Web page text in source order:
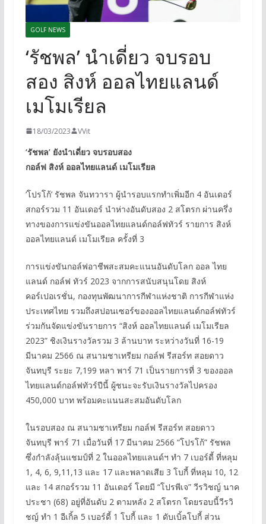
GOLF NEWS
‘รัชพล’ นำเดี่ยว จบรอบ
สอง สิงห์ ออลไทยแลนด์
เมโมเรียล
18/03/2023 VVit
‘รัชพล’ ยังนำเดี่ยว จบรอบสอง
กอล์ฟ สิงห์ ออลไทยแลนด์ เมโมเรียล
‘โปรโก้’ รัชพล จันทวารา ผู้นำรอบแรกทำเพิ่มอีก 4 อันเดอร์
สกอร์รวม 11 อันเดอร์ นำห่างอันดับสอง 2 สโตรก ผ่านครึ่ง
ทางของการแข่งขันออลไทยแลนด์กอล์ฟทัวร์ รายการ สิงห์
ออลไทยแลนด์ เมโมเรียล ครั้งที่ 3
การแข่งขันกอล์ฟอาชีพสะสมคะแนนอันดับโลก ออล ไทย
แลนด์ กอล์ฟ ทัวร์ 2023 จากการสนับสนุนโดย สิงห์
คอร์เปอเรชั่น, กองทุนพัฒนาการกีฬาแห่งชาติ การกีฬาแห่ง
ประเทศไทย รวมถึงสปอนเซอร์ของออลไทยแลนด์กอล์ฟทัวร์
ร่วมกันจัดแข่งขันรายการ “สิงห์ ออลไทยแลนด์ เมโมเรียล
2023” ชิงเงินรางวัลรวม 3 ล้านบาท ระหว่างวันที่ 16-19
มีนาคม 2566 ณ สนามชาเทรียม กอล์ฟ รีสอร์ท สอยดาว
จันทบุรี ระยะ 7,199 หลา พาร์ 71 เป็นรายการที่ 3 ของออล
ไทยแลนด์กอล์ฟทัวร์ปีนี้ ผู้ชนะจะรับเงินรางวัลไปครอง
450,000 บาท พร้อมคะแนนสะสมอันดับโลก
ในรอบสอง ณ สนามชาเทรียม กอล์ฟ รีสอร์ท สอยดาว
จันทบุรี พาร์ 71 เมื่อวันที่ 17 มีนาคม 2566 “โปรโก้” รัชพล
ซึ่งกำลังลุ้นแชมป์ที่ 2 ในออลไทยแลนด์ฯ ทำ 7 เบอร์ดี้ ที่หลุม
1, 4, 6, 9,11,13 และ 17 และพลาดเสีย 3 โบกี้ ที่หลุม 10, 12
และ 14 สกอร์รวม 11 อันเดอร์ โดยมี “โปรพีเจ” วีรวิชญ์ นาค
ประชา (68) อยู่ที่อันดับ 2 ตามหลัง 2 สโตรก โดยรอบนี้วีรวิ
ชญ์ ทำ 1 อีเกิ้ล 5 เบอร์ดี้ 1 โบกี้ และ 1 ดับเบิ้ลโบกี้ ส่วน